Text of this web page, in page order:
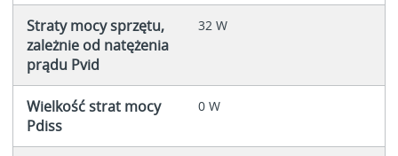
Straty mocy sprzętu,
zależnie od natężenia
prądu Pvid
32 W
Wielkość strat mocy
Pdiss
0 W